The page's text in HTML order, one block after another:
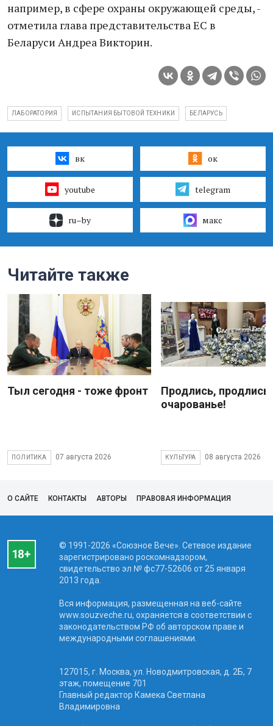
например, в сфере охраны окружающей среды, -
отметила глава представительства ЕС в
Беларуси Андреа Викторин.
ЛАБОРАТОРИЯ ИСПЫТАНИЯ БЫТОВОЙ ТЕХНИКИ БЕЛАРУСЬ
вк ок
youtube telegram
ru–by макс
Читайте также
Тыл сегодня - тоже фронт
ПОЛИТИКА 07 августа 2026
Продлись, продлись
очарованье!
КУЛЬТУРА 08 августа 2026
О САЙТЕ КОНТАКТЫ АВТОРЫ ПРАВОВАЯ ИНФОРМАЦИЯ
© 1991-2026 «Союзное Вече». Сетевое издание
зарегистрировано роскомнадзором,
свидетельство эл № фc77-52606 от 25 января
2013 года.
Вся информация, размещенная на веб-сайте
www.souzveche.ru, охраняется в соответствии с
законодательством РФ об авторском праве и
международными соглашениями.
127015, г. Москва, ул. Новодмитровская, д. 2Б, 7
этаж, помещение 701
Главный редактор Камека Светлана
Владимировна